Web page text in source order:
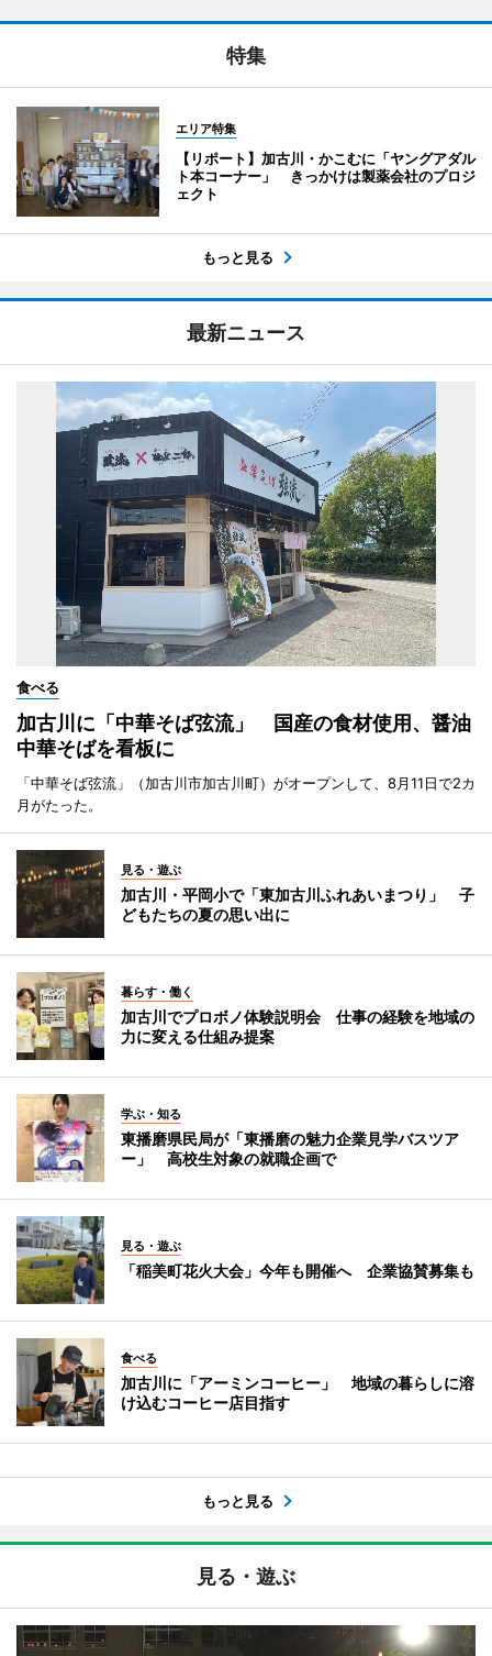
特集
エリア特集
【リポート】加古川・かこむに「ヤングアダル
ト本コーナー」 きっかけは製薬会社のプロジ
ェクト
もっと見る
最新ニュース
食べる
加古川に「中華そば弦流」 国産の食材使用、醤油
中華そばを看板に
「中華そば弦流」（加古川市加古川町）がオープンして、8月11日で2カ
月がたった。
見る・遊ぶ
加古川・平岡小で「東加古川ふれあいまつり」 子
どもたちの夏の思い出に
暮らす・働く
加古川でプロボノ体験説明会 仕事の経験を地域の
力に変える仕組み提案
学ぶ・知る
東播磨県民局が「東播磨の魅力企業見学バスツア
ー」 高校生対象の就職企画で
見る・遊ぶ
「稲美町花火大会」今年も開催へ 企業協賛募集も
食べる
加古川に「アーミンコーヒー」 地域の暮らしに溶
け込むコーヒー店目指す
もっと見る
見る・遊ぶ